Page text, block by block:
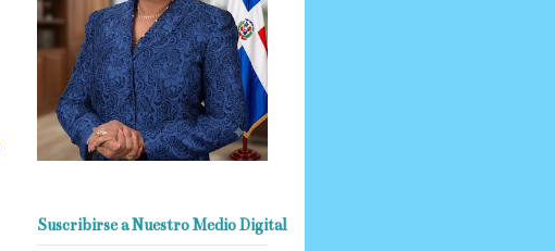
Suscribirse a Nuestro Medio Digital